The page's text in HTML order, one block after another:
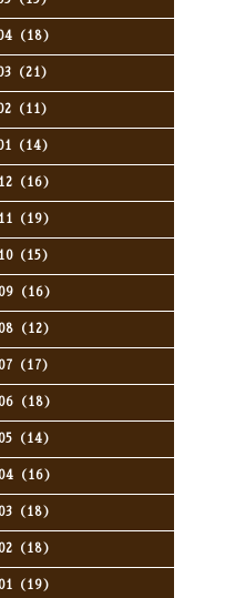
（18）
（21）
（11）
（14）
（16）
（19）
（15）
（16）
（12）
（17）
（18）
（14）
（16）
（18）
（18）
（19）